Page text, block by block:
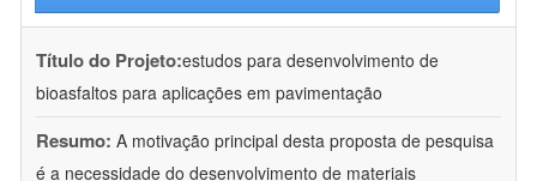
Título do Projeto:estudos para desenvolvimento de
bioasfaltos para aplicações em pavimentação
Resumo: A motivação principal desta proposta de pesquisa
é a necessidade do desenvolvimento de materiais